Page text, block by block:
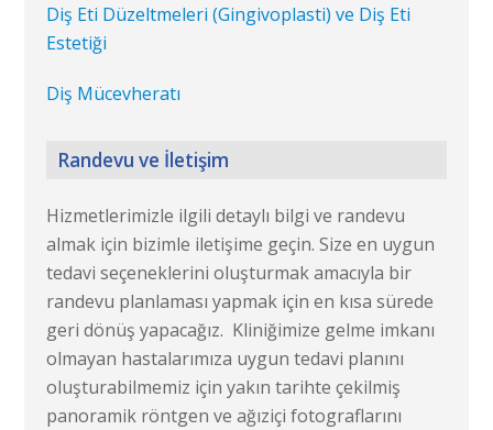
Diş Eti Düzeltmeleri (Gingivoplasti) ve Diş Eti
Estetiği
Diş Mücevheratı
Randevu ve İletişim
Hizmetlerimizle ilgili detaylı bilgi ve randevu
almak için bizimle iletişime geçin. Size en uygun
tedavi seçeneklerini oluşturmak amacıyla bir
randevu planlaması yapmak için en kısa sürede
geri dönüş yapacağız. Kliniğimize gelme imkanı
olmayan hastalarımıza uygun tedavi planını
oluşturabilmemiz için yakın tarihte çekilmiş
panoramik röntgen ve ağıziçi fotograflarını